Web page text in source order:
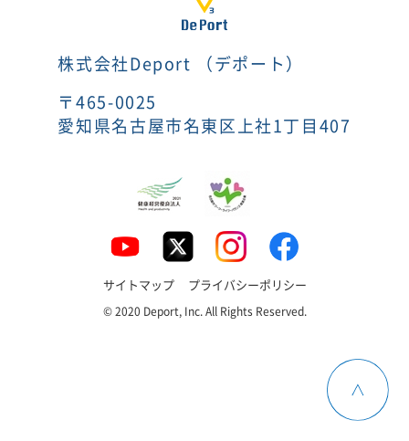
株式会社Deport （デポート）
〒465-0025
愛知県名古屋市名東区上社1丁目407
サイトマップ プライバシーポリシー
© 2020 Deport, Inc. All Rights Reserved.